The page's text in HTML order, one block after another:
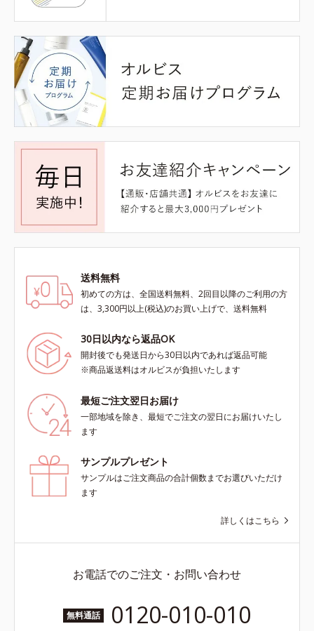
送料無料
初めての方は、全国送料無料、2回目以降のご利用の方
は、3,300円以上(税込)のお買い上げで、送料無料
30日以内なら返品OK
開封後でも発送日から30日以内であれば返品可能
※商品返送料はオルビスが負担いたします
最短ご注文翌日お届け
一部地域を除き、最短でご注文の翌日にお届けいたし
ます
サンプルプレゼント
サンプルはご注文商品の合計個数までお選びいただけ
ます
詳しくはこちら
お電話でのご注文・お問い合わせ
無料通話 0120-010-010